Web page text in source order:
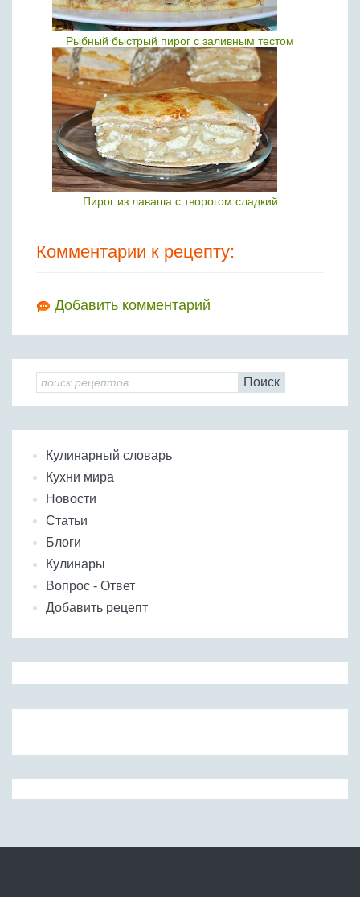
Рыбный быстрый пирог с заливным тестом
Пирог из лаваша с творогом сладкий
Комментарии к рецепту:
Добавить комментарий
Поиск
Кулинарный словарь
Кухни мира
Новости
Статьи
Блоги
Кулинары
Вопрос - Ответ
Добавить рецепт